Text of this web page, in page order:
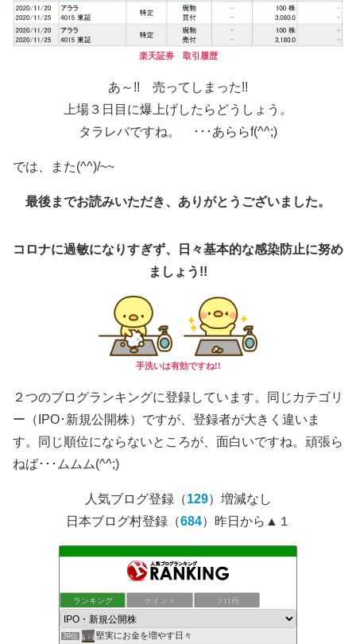
楽天証券 取引履歴
あ～!! 売ってしまった!!
上場３日目に爆上げしたらどうしょう。
タラレバですね。 ･･･あららf(^^;)
では、また(^^)/~~
最後までお読みいただき、ありがとうございました。
コロナに過敏になりすぎず、日々基本的な感染防止に努め
ましょう!!
手洗いは有効ですね!!
２つのブログランキングに登録しています。同じカテゴリ
ー（IPO･新規公開株）ですが、登録者が大きく違いま
す。同じ順位にならないところが、面白いですね。頑張ら
ねば･･･ムムム(^^;)
人気ブログ登録（129）増減なし
日本ブログ村登録（684）昨日から▲１
ランキング ポイント ブロ画
37位 もんきち雑貨店投資日記
38位 株マニュアル まったり資産運用
39位 堅実にお金を増やす日々